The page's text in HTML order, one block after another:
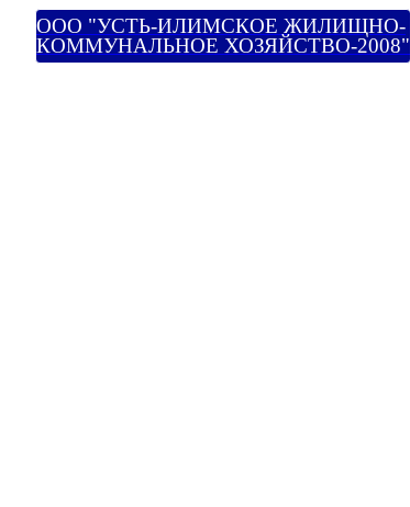
ООО "УСТЬ-ИЛИМСКОЕ ЖИЛИЩНО-
КОММУНАЛЬНОЕ ХОЗЯЙСТВО-2008"